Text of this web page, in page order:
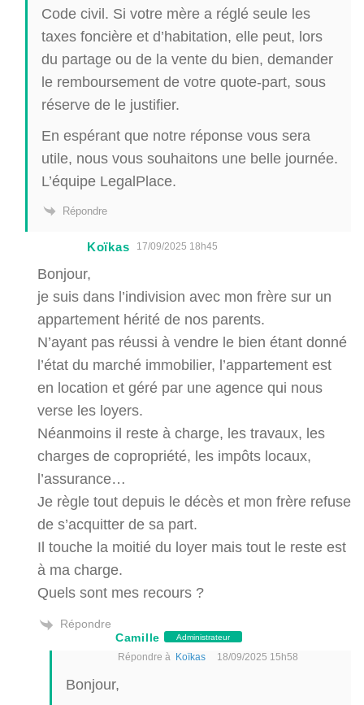
Code civil. Si votre mère a réglé seule les
taxes foncière et d’habitation, elle peut, lors
du partage ou de la vente du bien, demander
le remboursement de votre quote-part, sous
réserve de le justifier.
En espérant que notre réponse vous sera
utile, nous vous souhaitons une belle journée.
L’équipe LegalPlace.
Répondre
Koïkas 17/09/2025 18h45
Bonjour,
je suis dans l’indivision avec mon frère sur un
appartement hérité de nos parents.
N’ayant pas réussi à vendre le bien étant donné
l’état du marché immobilier, l’appartement est
en location et géré par une agence qui nous
verse les loyers.
Néanmoins il reste à charge, les travaux, les
charges de copropriété, les impôts locaux,
l’assurance…
Je règle tout depuis le décès et mon frère refuse
de s’acquitter de sa part.
Il touche la moitié du loyer mais tout le reste est
à ma charge.
Quels sont mes recours ?
Répondre
Camille
Administrateur
Répondre à Koïkas 18/09/2025 15h58
Bonjour,